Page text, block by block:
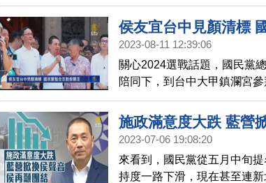
侯友宜台中見顏清標
2023-08-11 12:39:06
關心2024選戰話題，國民黨
陪同下，到台中大甲鎮瀾宮
關注，這次是否也要進一步
施政滿意度大跌 藍營
2023-07-06 19:08:20
來看到，國民黨從五月中旬
持度一路下滑，現在甚至連